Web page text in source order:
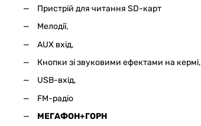
Пристрій для читання SD-карт
Мелодії,
AUX вхід,
Кнопки зі звуковими ефектами на кермі,
USB-вхід,
FM-радіо
МЕГАФОН+ГОРН